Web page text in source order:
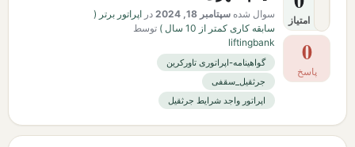
امتیاز
0
پاسخ
سوال شده سپتامبر 18, 2024 در اپراتور برتر (
سابقه کاری کمتر از 10 سال )
توسط
liftingbank
گواهینامه-اپراتوری تاورکرین
جرثقیل_سقفی
اپراتور واجد شرایط جرثقیل